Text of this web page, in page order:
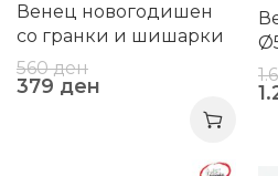
Венец новогодишен
со гранки и шишарки
Ф28см
560ден
379 ден